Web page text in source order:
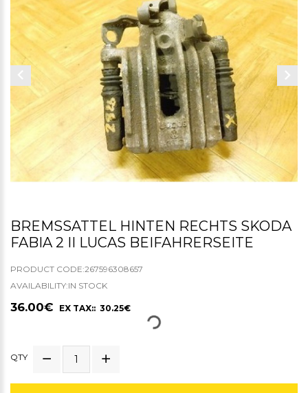
BREMSSATTEL HINTEN RECHTS SKODA
FABIA 2 II LUCAS BEIFAHRERSEITE
PRODUCT CODE:267596308657
AVAILABILITY:IN STOCK
36.00€ EX TAX:: 30.25€
QTY